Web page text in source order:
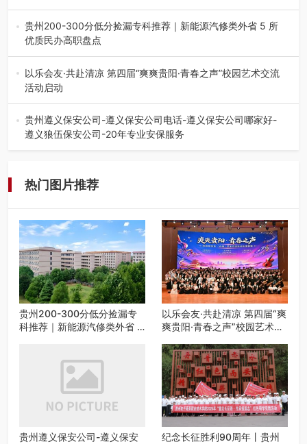
2026年7月31日，喜百年装饰“一口价·超极放心装”新品发布
会在贵阳隆重举行。…
贵州200-300分低分捡漏专科推荐｜新能源汽修类外省 5 所
优质民办高职盘点
在贵州省高考志愿填报体系中，200至300分数段考生可选择
的省内工科、新能源汽车…
以乐会友·共赴清凉 第四届“爽爽贵阳·青春之声”校园艺术交流
活动启动
七月的贵阳，清风送爽，第四届“爽爽贵阳·青春之声”校园管
弦乐（合唱）艺术交流活动…
贵州遵义保安公司-遵义保安公司电话-遵义保安公司哪家好-
遵义狼伍保安公司-20年专业安保服务
热门图片推荐
贵州200-300分低分捡漏专
科推荐｜新能源汽修类外省 5
以乐会友·共赴清凉 第四届“爽
爽贵阳·青春之声”校园艺术交
贵州遵义保安公司-遵义保安 纪念长征胜利90周年丨贵州